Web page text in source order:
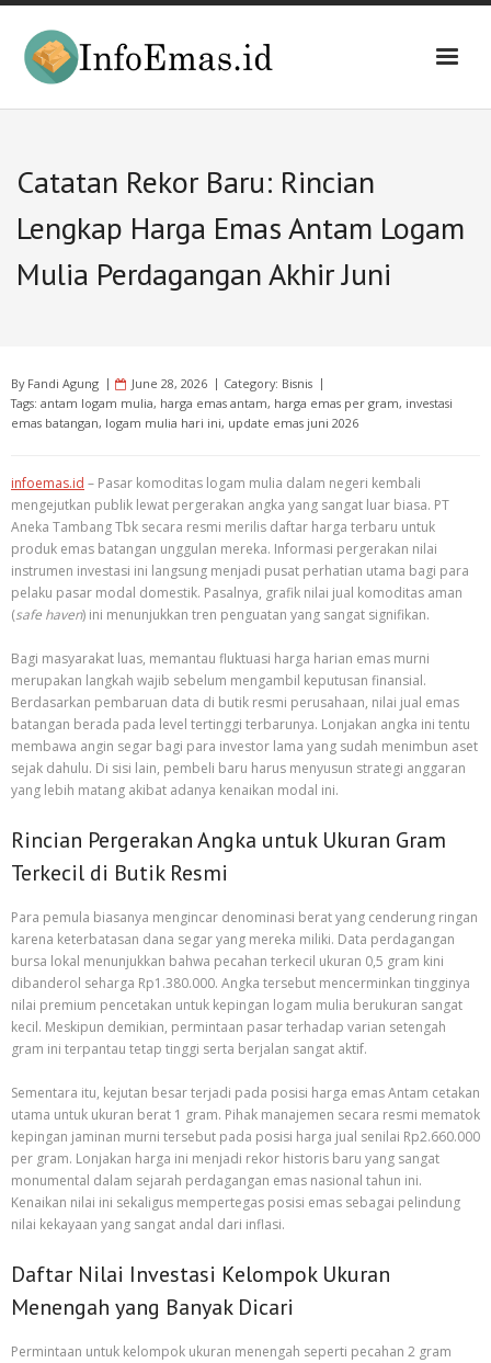
Skip
content
Catatan Rekor Baru: Rincian
Lengkap Harga Emas Antam Logam
Mulia Perdagangan Akhir Juni
By Fandi Agung June 28, 2026 Category: Bisnis
Tags: antam logam mulia, harga emas antam, harga emas per gram, investasi
emas batangan, logam mulia hari ini, update emas juni 2026
infoemas.id – Pasar komoditas logam mulia dalam negeri kembali
mengejutkan publik lewat pergerakan angka yang sangat luar biasa. PT
Aneka Tambang Tbk secara resmi merilis daftar harga terbaru untuk
produk emas batangan unggulan mereka. Informasi pergerakan nilai
instrumen investasi ini langsung menjadi pusat perhatian utama bagi para
pelaku pasar modal domestik. Pasalnya, grafik nilai jual komoditas aman
(safe haven) ini menunjukkan tren penguatan yang sangat signifikan.
Bagi masyarakat luas, memantau fluktuasi harga harian emas murni
merupakan langkah wajib sebelum mengambil keputusan finansial.
Berdasarkan pembaruan data di butik resmi perusahaan, nilai jual emas
batangan berada pada level tertinggi terbarunya. Lonjakan angka ini tentu
membawa angin segar bagi para investor lama yang sudah menimbun aset
sejak dahulu. Di sisi lain, pembeli baru harus menyusun strategi anggaran
yang lebih matang akibat adanya kenaikan modal ini.
Rincian Pergerakan Angka untuk Ukuran Gram
Terkecil di Butik Resmi
Para pemula biasanya mengincar denominasi berat yang cenderung ringan
karena keterbatasan dana segar yang mereka miliki. Data perdagangan
bursa lokal menunjukkan bahwa pecahan terkecil ukuran 0,5 gram kini
dibanderol seharga Rp1.380.000. Angka tersebut mencerminkan tingginya
nilai premium pencetakan untuk kepingan logam mulia berukuran sangat
kecil. Meskipun demikian, permintaan pasar terhadap varian setengah
gram ini terpantau tetap tinggi serta berjalan sangat aktif.
Sementara itu, kejutan besar terjadi pada posisi harga emas Antam cetakan
utama untuk ukuran berat 1 gram. Pihak manajemen secara resmi mematok
kepingan jaminan murni tersebut pada posisi harga jual senilai Rp2.660.000
per gram. Lonjakan harga ini menjadi rekor historis baru yang sangat
monumental dalam sejarah perdagangan emas nasional tahun ini.
Kenaikan nilai ini sekaligus mempertegas posisi emas sebagai pelindung
nilai kekayaan yang sangat andal dari inflasi.
Daftar Nilai Investasi Kelompok Ukuran
Menengah yang Banyak Dicari
Permintaan untuk kelompok ukuran menengah seperti pecahan 2 gram